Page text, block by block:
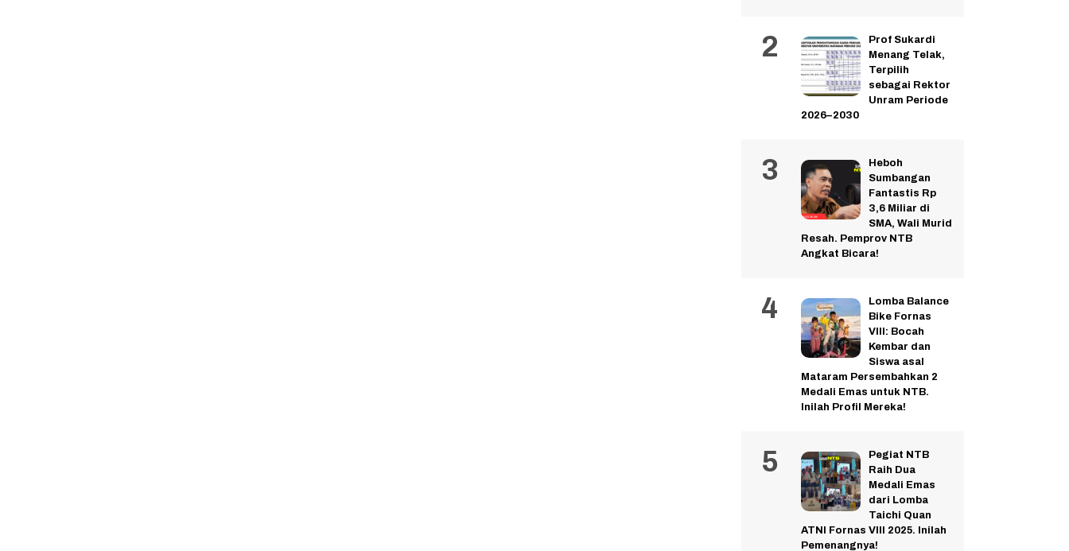
Prof Sukardi
Menang Telak,
Terpilih
sebagai Rektor
Unram Periode
2026–2030
Heboh
Sumbangan
Fantastis Rp
3,6 Miliar di
SMA, Wali Murid
Resah. Pemprov NTB
Angkat Bicara!
Lomba Balance
Bike Fornas
VIII: Bocah
Kembar dan
Siswa asal
Mataram Persembahkan 2
Medali Emas untuk NTB.
Inilah Profil Mereka!
Pegiat NTB
Raih Dua
Medali Emas
dari Lomba
Taichi Quan
ATNI Fornas VIII 2025. Inilah
Pemenangnya!